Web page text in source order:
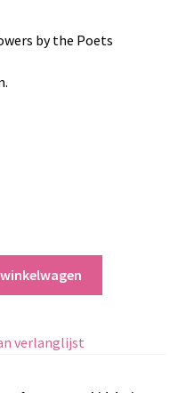
by the Poets
verlanglijst